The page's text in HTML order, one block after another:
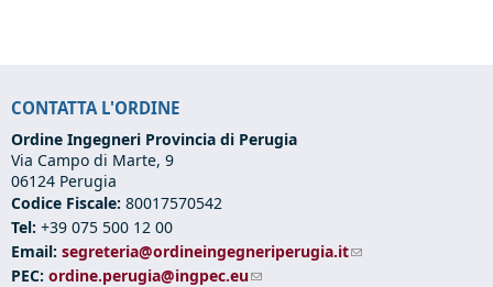
CONTATTA L'ORDINE
Ordine Ingegneri Provincia di Perugia
Via Campo di Marte, 9
06124 Perugia
Codice Fiscale: 80017570542
Tel: +39 075 500 12 00
Email: segreteria@ordineingegneriperugia.it(link sends e-mail)
PEC: ordine.perugia@ingpec.eu(link sends e-mail)